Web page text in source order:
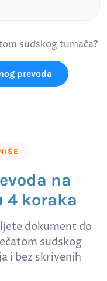
sudskog tumača?
prevoda
na
4 koraka
dokument do
sudskog
i bez skrivenih